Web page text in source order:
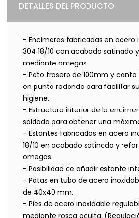
DETALLES DEL PRODUCTO
- Encimeras fabricadas en acero
304 18/10 con acabado satinado
mediante omegas.
- Peto trasero de 100mm y
en punto redondo para facilitar
higiene.
- Estructura interior de la
soldada para obtener una
- Estantes fabricados en acero
18/10 en acabado satinado y
omegas.
- Posibilidad de añadir estante
- Patas en tubo de acero
de 40x40 mm.
- Pies de acero inoxidable
mediante rosca oculta.